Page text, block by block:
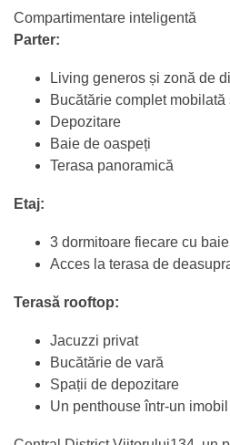
Compartimentare inteligentă
Parter:
Living generos și zonă de
Bucătărie complet mobilată
Depozitare
Baie de oaspeți
Terasa panoramică
Etaj:
3 dormitoare fiecare cu
Acces la terasa de
Terasă rooftop:
Jacuzzi privat
Bucătărie de vară
Spații de depozitare
Un penthouse într-un